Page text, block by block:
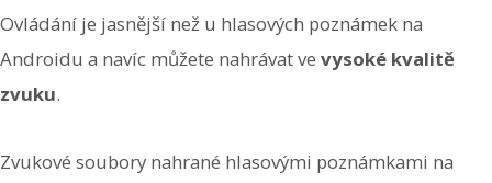
Ovládání je jasnější než u hlasových poznámek na
Androidu a navíc můžete nahrávat ve vysoké kvalitě
zvuku.
Zvukové soubory nahrané hlasovými poznámkami na